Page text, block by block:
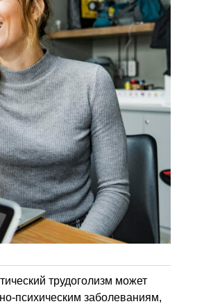
трудоголизм может
психическим заболеваниям,